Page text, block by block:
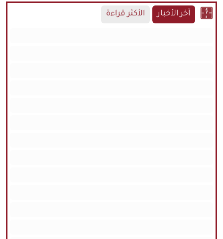
آخر الأخبار الأكثر قراءة